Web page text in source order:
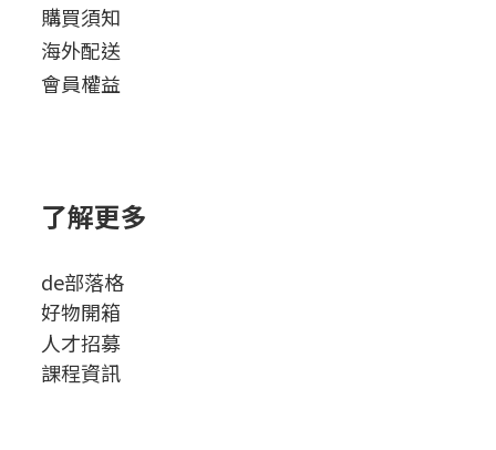
購買須知
海外配送
會員權益
了解更多
de部落格
好物開箱
人才招募
課程資訊